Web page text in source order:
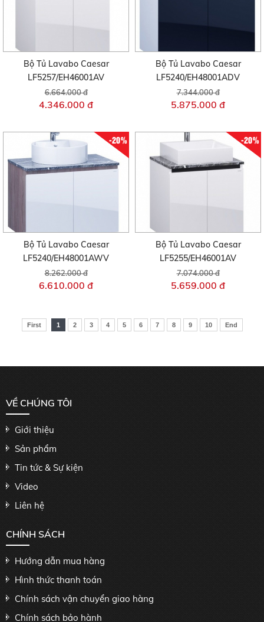
Bộ Tủ Lavabo Caesar
LF5257/EH46001AV
6.664.000 đ
4.346.000 đ
Bộ Tủ Lavabo Caesar
LF5240/EH48001ADV
7.344.000 đ
5.875.000 đ
-20%
Bộ Tủ Lavabo Caesar
LF5240/EH48001AWV
8.262.000 đ
6.610.000 đ
-20%
Bộ Tủ Lavabo Caesar
LF5255/EH46001AV
7.074.000 đ
5.659.000 đ
First 1 2 3 4 5 6 7 8 9 10 End
VỀ CHÚNG TÔI
Giới thiệu
Sản phẩm
Tin tức & Sự kiện
Video
Liên hệ
CHÍNH SÁCH
Hướng dẫn mua hàng
Hình thức thanh toán
Chính sách vận chuyển giao hàng
Chính sách bảo hành